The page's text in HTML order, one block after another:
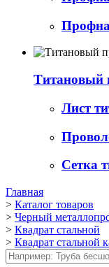
Титановый
Лист
Сетка
Главная
> Каталог товаров
> Черный
> Квадрат стальной
> Квадрат стальной